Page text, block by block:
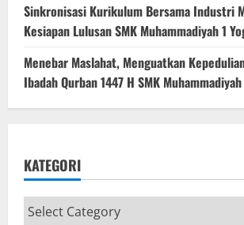
Sinkronisasi Kurikulum Bersama Industri
Kesiapan Lulusan SMK Muhammadiyah 1
Menebar Maslahat, Menguatkan
Ibadah Qurban 1447 H SMK
KATEGORI